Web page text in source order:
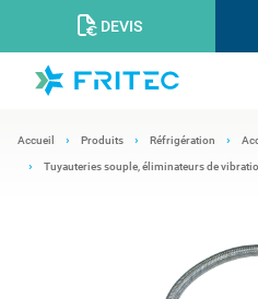
DEVIS
Accueil Produits Réfrigération
Tuyauteries souple, éliminateurs de